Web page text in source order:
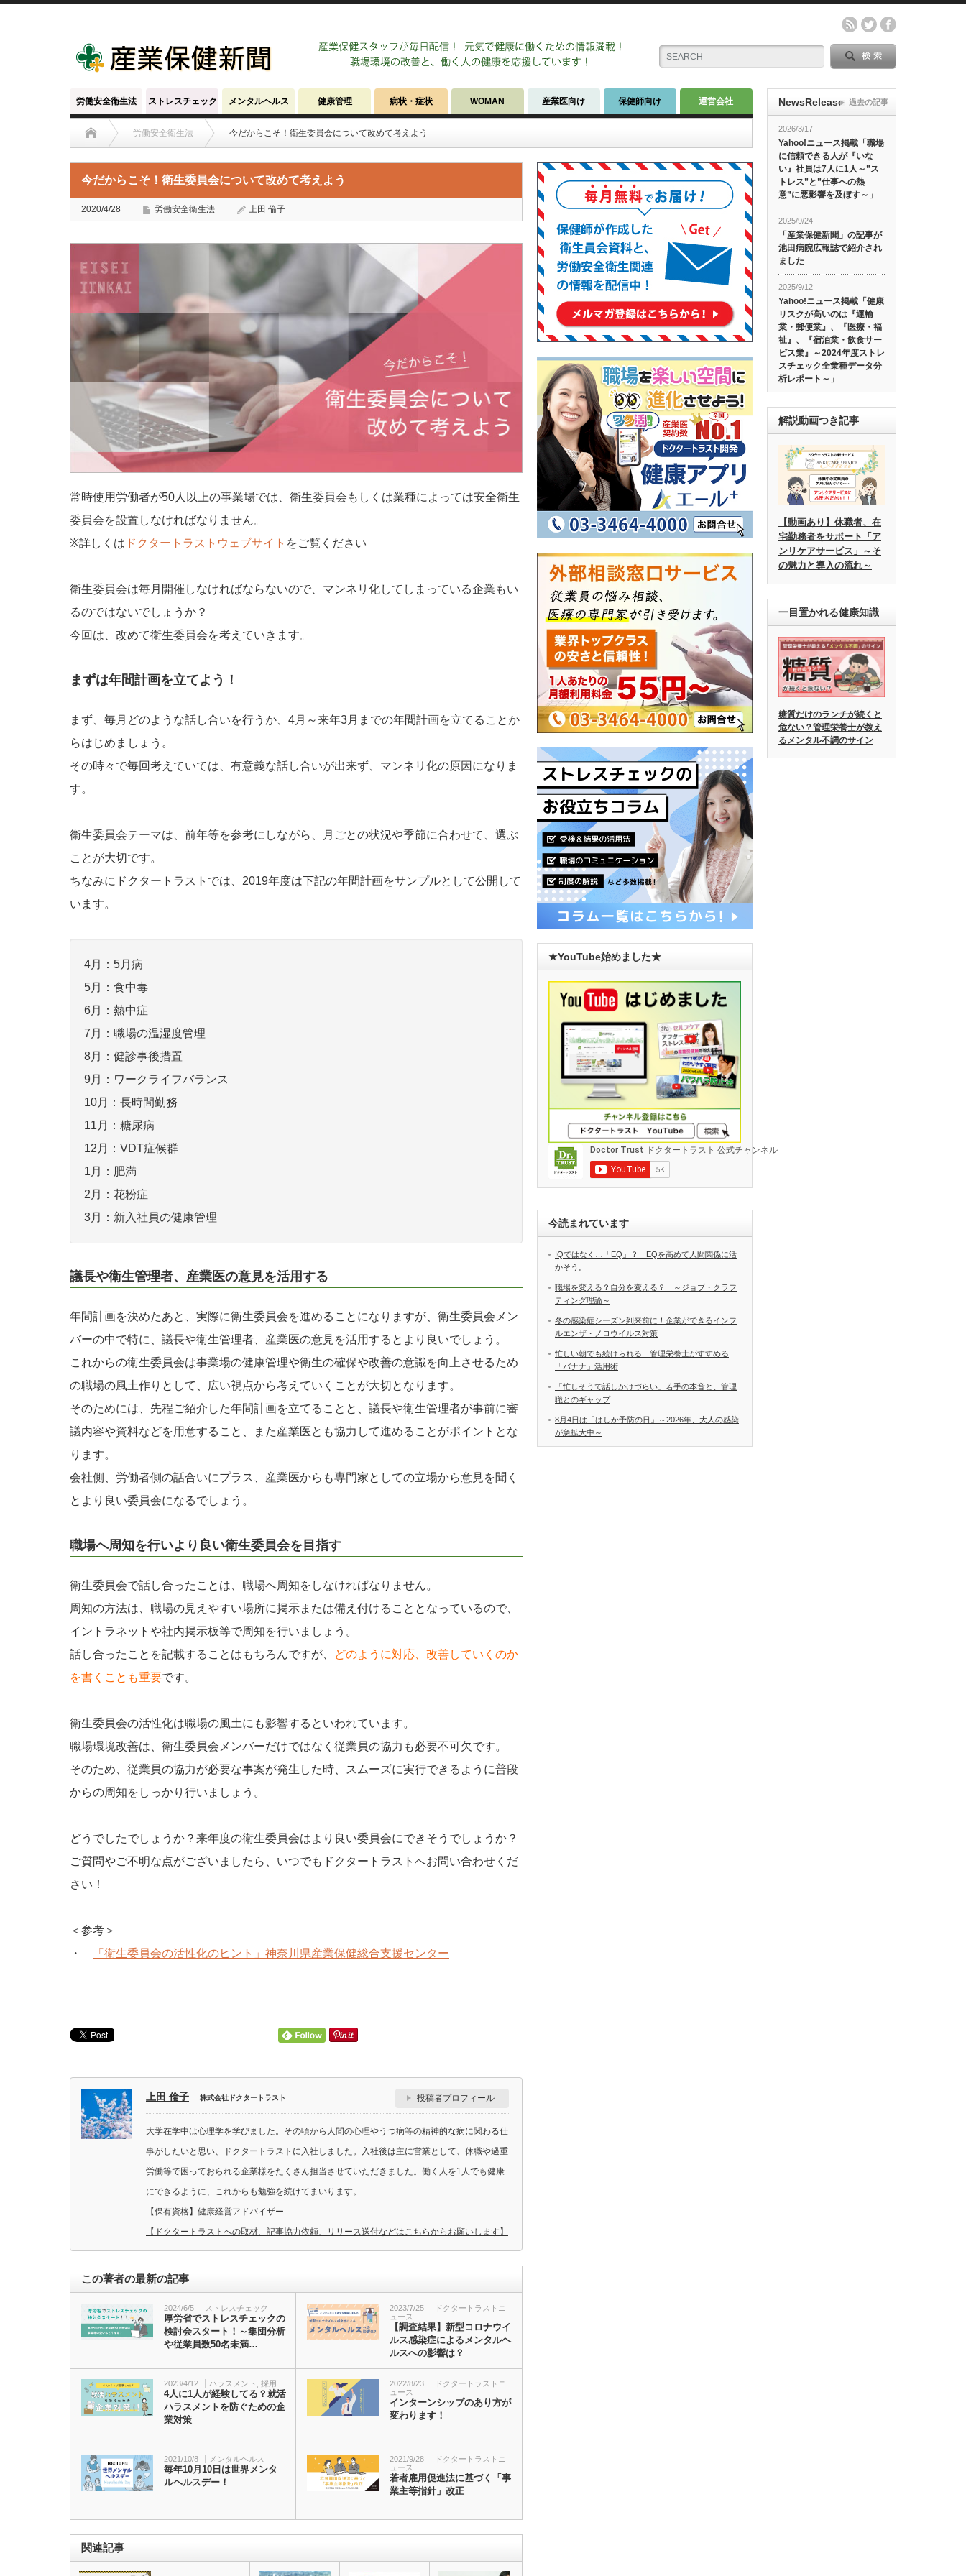
労働安全衛生法 ストレスチェック メンタルヘルス 健康管理 病状・症状 WOMAN 産業医向け 保健師向け 運営会社
労働安全衛生法 今だからこそ！衛生委員会について改めて考えよう
今だからこそ！衛生委員会について改めて考えよう
2020/4/28 労働安全衛生法 上田 倫子
常時使用労働者が50人以上の事業場では、衛生委員会もしくは業種によっては安全衛生
委員会を設置しなければなりません。
※詳しくは ドクタートラストウェブサイト をご覧ください
衛生委員会は毎月開催しなければならないので、マンネリ化してしまっている企業もい
るのではないでしょうか？
今回は、改めて衛生委員会を考えていきます。
まずは年間計画を立てよう！
まず、毎月どのような話し合いを行うか、4月～来年3月までの年間計画を立てることか
らはじめましょう。
その時々で毎回考えていては、有意義な話し合いが出来ず、マンネリ化の原因になりま
す。
衛生委員会テーマは、前年等を参考にしながら、月ごとの状況や季節に合わせて、選ぶ
ことが大切です。
ちなみにドクタートラストでは、2019年度は下記の年間計画をサンプルとして公開して
います。
4月：5月病
5月：食中毒
6月：熱中症
7月：職場の温湿度管理
8月：健診事後措置
9月：ワークライフバランス
10月：長時間勤務
11月：糖尿病
12月：VDT症候群
1月：肥満
2月：花粉症
3月：新入社員の健康管理
議長や衛生管理者、産業医の意見を活用する
年間計画を決めたあと、実際に衛生委員会を進めることになりますが、衛生委員会メン
バーの中で特に、議長や衛生管理者、産業医の意見を活用するとより良いでしょう。
これからの衛生委員会は事業場の健康管理や衛生の確保や改善の意識を向上させるため
の職場の風土作りとして、広い視点から考えていくことが大切となります。
そのためには、先程ご紹介した年間計画を立てることと、議長や衛生管理者が事前に審
議内容や資料などを用意すること、また産業医とも協力して進めることがポイントとな
ります。
会社側、労働者側の話合いにプラス、産業医からも専門家としての立場から意見を聞く
とより良い委員会になるでしょう。
職場へ周知を行いより良い衛生委員会を目指す
衛生委員会で話し合ったことは、職場へ周知をしなければなりません。
周知の方法は、職場の見えやすい場所に掲示または備え付けることとなっているので、
イントラネットや社内掲示板等で周知を行いましょう。
話し合ったことを記載することはもちろんですが、
どのように対応、改善していくのか
を書くことも重要です。
衛生委員会の活性化は職場の風土にも影響するといわれています。
職場環境改善は、衛生委員会メンバーだけではなく従業員の協力も必要不可欠です。
そのため、従業員の協力が必要な事案が発生した時、スムーズに実行できるように普段
からの周知をしっかり行いましょう。
どうでしたでしょうか？来年度の衛生委員会はより良い委員会にできそうでしょうか？
ご質問やご不明な点がございましたら、いつでもドクタートラストへお問い合わせくだ
さい！
＜参考＞
・
「衛生委員会の活性化のヒント」神奈川県産業保健総合支援センター
上田 倫子 株式会社ドクタートラスト 投稿者プロフィール
大学在学中は心理学を学びました。その頃から人間の心理やうつ病等の精神的な病に関わる仕
事がしたいと思い、ドクタートラストに入社しました。入社後は主に営業として、休職や過重
労働等で困っておられる企業様をたくさん担当させていただきました。働く人を1人でも健康
にできるように、これからも勉強を続けてまいります。
【保有資格】健康経営アドバイザー
【ドクタートラストへの取材、記事協力依頼、リリース送付などはこちらからお願いします】
この著者の最新の記事
2024/6/5 ストレスチェック
厚労省でストレスチェックの
検討会スタート！～集団分析
や従業員数50名未満…
2023/7/25
ドクタートラストニ
ュース
【調査結果】新型コロナウイ
ルス感染症によるメンタルヘ
ルスへの影響は？
2023/4/12 ハラスメント , 採用
4人に1人が経験してる？就活
ハラスメントを防ぐための企
業対策
2022/8/23
ドクタートラストニ
ュース
インターンシップのあり方が
変わります！
2021/10/8 メンタルヘルス
毎年10月10日は世界メンタ
ルヘルスデー！
2021/9/28
ドクタートラストニ
ュース
若者雇用促進法に基づく「事
業主等指針」改正
関連記事
★YouTube始めました★
今読まれています
IQではなく…「EQ」？ EQを高めて人間関係に活
かそう。
職場を変える？自分を変える？ ～ジョブ・クラフ
ティング理論～
冬の感染症シーズン到来前に！企業ができるインフ
ルエンザ・ノロウイルス対策
忙しい朝でも続けられる 管理栄養士がすすめる
「バナナ」活用術
「忙しそうで話しかけづらい」若手の本音と、管理
職とのギャップ
8月4日は「はしか予防の日」～2026年、大人の感染
が急拡大中～
NewsRelease
2026/3/17
Yahoo!ニュース掲載「職場
に信頼できる人が『いな
い』社員は7人に1人～”ス
トレス”と”仕事への熱
意”に悪影響を及ぼす～」
2025/9/24
「産業保健新聞」の記事が
池田病院広報誌で紹介され
ました
2025/9/12
Yahoo!ニュース掲載「健康
リスクが高いのは『運輸
業・郵便業』、『医療・福
祉』、『宿泊業・飲食サー
ビス業』～2024年度ストレ
スチェック全業種データ分
析レポート～」
過去の記事
解説動画つき記事
【動画あり】休職者、在
宅勤務者をサポート「ア
ンリケアサービス」～そ
の魅力と導入の流れ～
一目置かれる健康知識
糖質だけのランチが続くと
危ない？管理栄養士が教え
るメンタル不調のサイン